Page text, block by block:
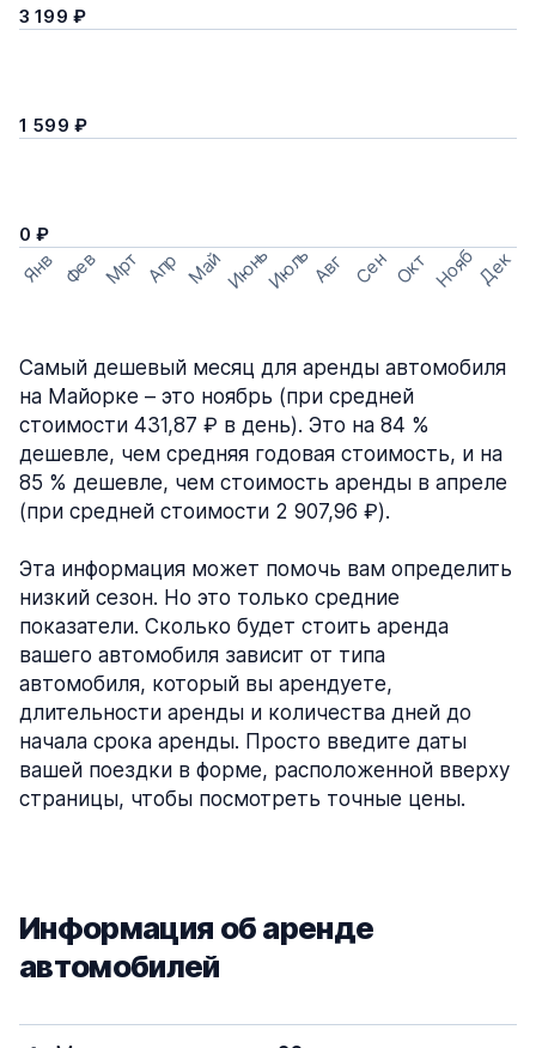
3 199 ₽
1 599 ₽
0 ₽
Янв Фев Мрт Апр МайИюньИюльАвг Сен Окт НоябДек
Самый дешевый месяц для аренды автомобиля
на Майорке – это ноябрь (при средней
стоимости 431,87 ₽ в день). Это на 84 %
дешевле, чем средняя годовая стоимость, и на
85 % дешевле, чем стоимость аренды в апреле
(при средней стоимости 2 907,96 ₽).
Эта информация может помочь вам определить
низкий сезон. Но это только средние
показатели. Сколько будет стоить аренда
вашего автомобиля зависит от типа
автомобиля, который вы арендуете,
длительности аренды и количества дней до
начала срока аренды. Просто введите даты
вашей поездки в форме, расположенной вверху
страницы, чтобы посмотреть точные цены.
Информация об аренде
автомобилей